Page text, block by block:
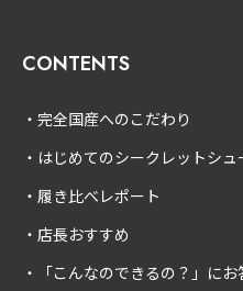
CONTENTS
完全国産へのこだわり
はじめてのシークレットシュ
履き比べレポート
店長おすすめ
「こんなのできるの？」に